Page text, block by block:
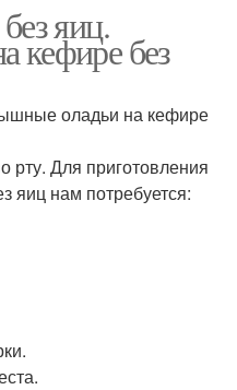
Пышные панкейки
яиц.
кефире без
оладьи на кефире
рту. Для приготовления
яиц нам потребуется: